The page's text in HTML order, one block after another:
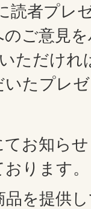
読者プレ
のご意見
ただけれ
たプレ
お知ら
ります。
を提供